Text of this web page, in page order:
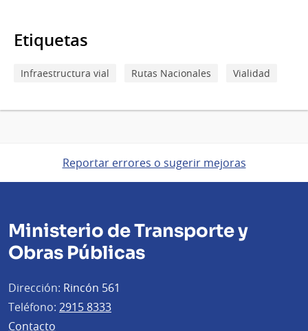
Etiquetas
Infraestructura vial Rutas Nacionales Vialidad
Reportar errores o sugerir mejoras
Ministerio de Transporte y
Obras Públicas
Dirección: Rincón 561
Teléfono: 2915 8333
Contacto